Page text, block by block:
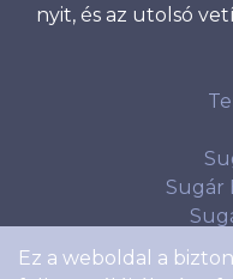
nyit, és az utolsó
Sugár
Általános
Ez a weboldal a